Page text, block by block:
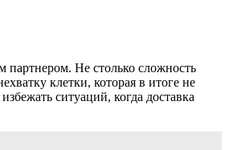
партнером. Не столько сложность
клетки, которая в итоге не
ситуаций, когда доставка